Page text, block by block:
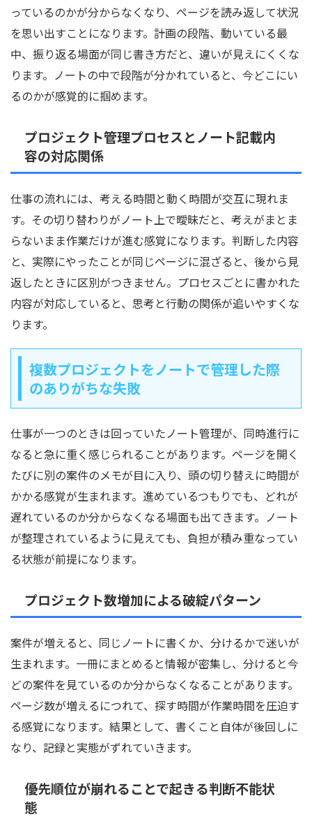
っているのかが分からなくなり、ページを読み返して状況
を思い出すことになります。計画の段階、動いている最
中、振り返る場面が同じ書き方だと、違いが見えにくくな
ります。ノートの中で段階が分かれていると、今どこにい
るのかが感覚的に掴めます。
プロジェクト管理プロセスとノート記載内
容の対応関係
仕事の流れには、考える時間と動く時間が交互に現れま
す。その切り替わりがノート上で曖昧だと、考えがまとま
らないまま作業だけが進む感覚になります。判断した内容
と、実際にやったことが同じページに混ざると、後から見
返したときに区別がつきません。プロセスごとに書かれた
内容が対応していると、思考と行動の関係が追いやすくな
ります。
複数プロジェクトをノートで管理した際
のありがちな失敗
仕事が一つのときは回っていたノート管理が、同時進行に
なると急に重く感じられることがあります。ページを開く
たびに別の案件のメモが目に入り、頭の切り替えに時間が
かかる感覚が生まれます。進めているつもりでも、どれが
遅れているのか分からなくなる場面も出てきます。ノート
が整理されているように見えても、負担が積み重なってい
る状態が前提になります。
プロジェクト数増加による破綻パターン
案件が増えると、同じノートに書くか、分けるかで迷いが
生まれます。一冊にまとめると情報が密集し、分けると今
どの案件を見ているのか分からなくなることがあります。
ページ数が増えるにつれて、探す時間が作業時間を圧迫す
る感覚になります。結果として、書くこと自体が後回しに
なり、記録と実態がずれていきます。
優先順位が崩れることで起きる判断不能状
態